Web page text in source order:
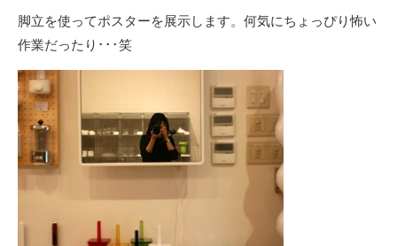
脚立を使ってポスターを展示します。何気にちょっぴり怖い
作業だったり･･･笑